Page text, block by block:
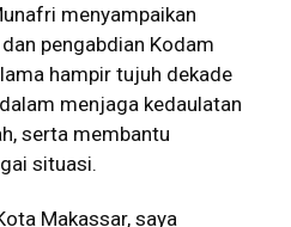
menyampaikan
pengabdian Kodam
hampir tujuh dekade
menjaga kedaulatan
serta membantu
situasi.
Makassar, saya